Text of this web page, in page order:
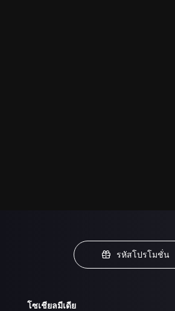
รหัสโปรโมชั่น
โซเชียลมีเดีย